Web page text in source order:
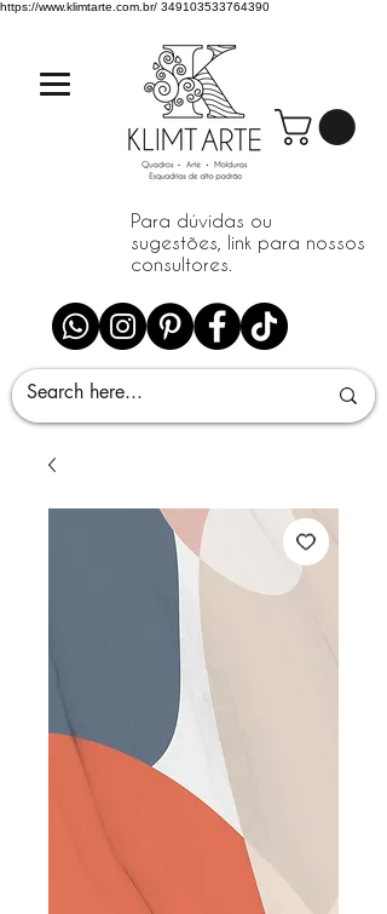
https://www.klimtarte.com.br/ 349103533764390
Para dúvidas ou
sugestões, link para nossos
consultores.